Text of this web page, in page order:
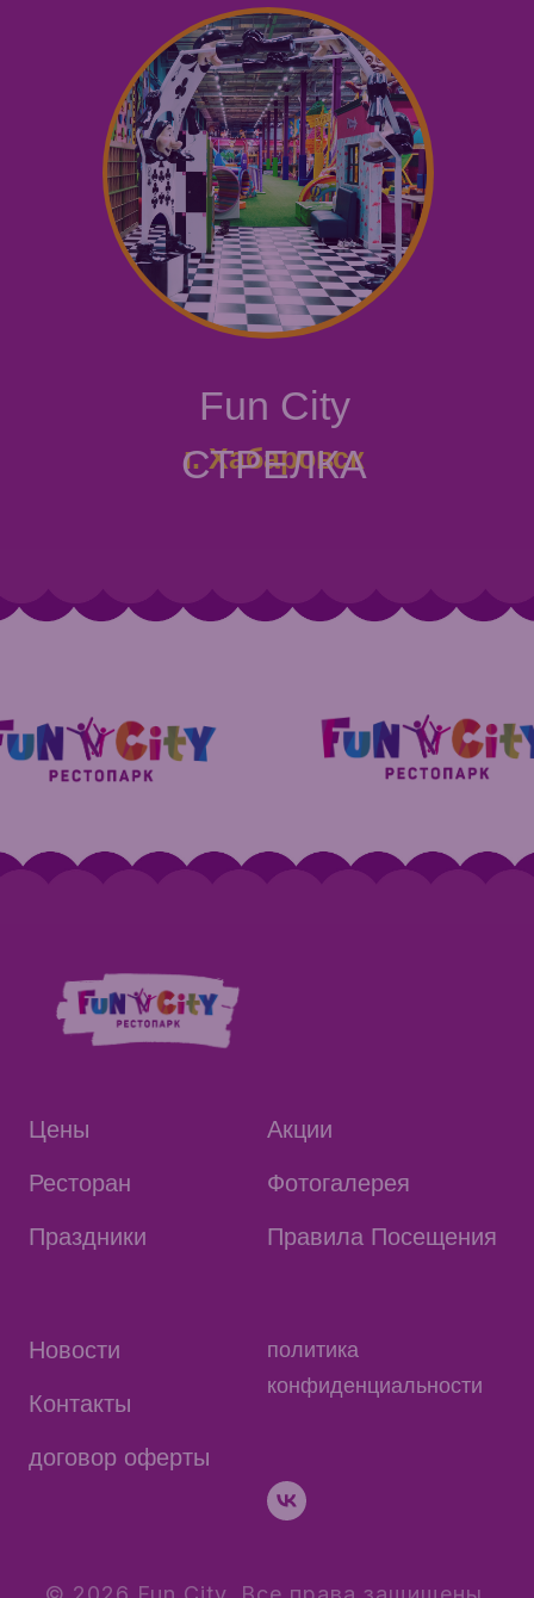
г. Хабаровск
Fun City
СТРЕЛКА
Цены
Ресторан
Праздники
Акции
Фотогалерея
Правила Посещения
Новости
Контакты
договор оферты
политика
конфиденциальности